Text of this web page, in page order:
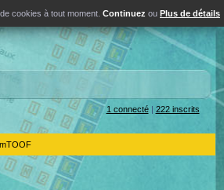
cookies à tout moment. Continuez ou Plus de détails
1 connecté| 222 inscrits